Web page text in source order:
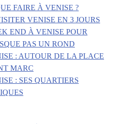
FAIRE À VENISE ?
VENISE EN 3 JOURS
END À VENISE POUR
PAS UN ROND
: AUTOUR DE LA PLACE
MARC
: SES QUARTIERS